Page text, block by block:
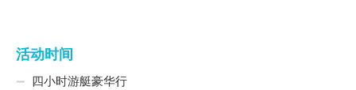
活动时间
四小时游艇豪华行